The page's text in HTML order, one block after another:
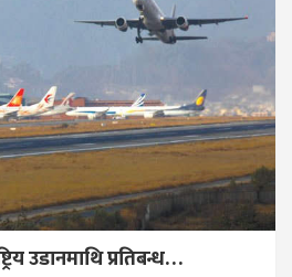
उडानमाथि प्रतिबन्ध…